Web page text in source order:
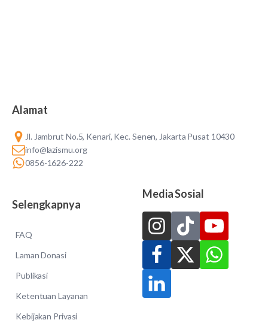
Alamat
Jl. Jambrut No.5, Kenari, Kec. Senen, Jakarta Pusat 10430
info@lazismu.org
0856-1626-222
Selengkapnya
FAQ
Laman Donasi
Publikasi
Ketentuan Layanan
Kebijakan Privasi
Media Sosial